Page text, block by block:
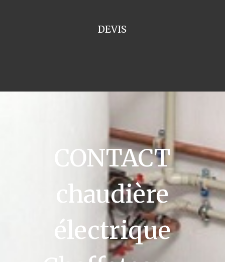
DEVIS
CONTACT
chaudière
électrique